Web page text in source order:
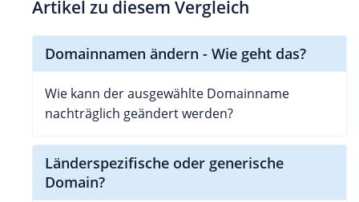
Artikel zu diesem Vergleich
Domainnamen ändern - Wie geht das?
Wie kann der ausgewählte Domainname
nachträglich geändert werden?
Länderspezifische oder generische
Domain?